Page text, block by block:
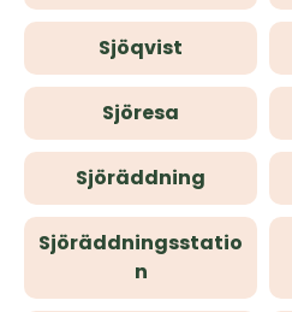
Sjöqvist
Sjöresa
Sjöräddning
Sjöräddningsstatio
n